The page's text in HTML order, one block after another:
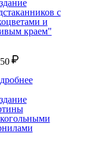
с
и
краем"